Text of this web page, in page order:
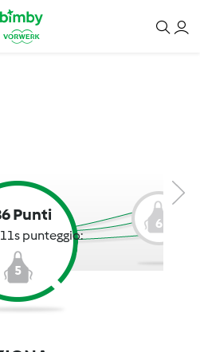
Punti
punteggio:
5
6